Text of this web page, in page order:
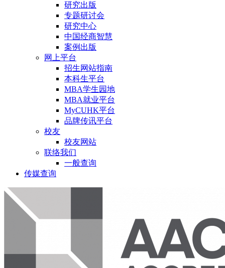
研究出版
专题研讨会
研究中心
中国经商智慧
案例出版
网上平台
招生网站指南
本科生平台
MBA学生园地
MBA就业平台
MyCUHK平台
品牌传讯平台
校友
校友网站
联络我们
一般查询
传媒查询